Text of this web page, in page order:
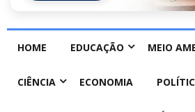
HOME EDUCAÇÃO MEIO
CIÊNCIA ECONOMIA